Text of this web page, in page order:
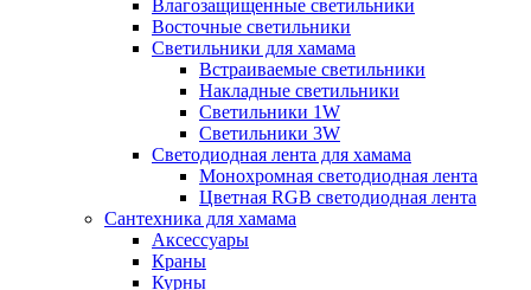
Влагозащищенные светильники
Восточные светильники
Светильники для хамама
Встраиваемые светильники
Накладные светильники
Светильники 1W
Светильники 3W
Светодиодная лента для хамама
Монохромная светодиодная лента
Цветная RGB светодиодная лента
Сантехника для хамама
Аксессуары
Краны
Курны